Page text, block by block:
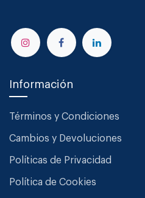
Información
Términos y Condiciones
Cambios y Devoluciones
Políticas de Privacidad
Política de Cookies